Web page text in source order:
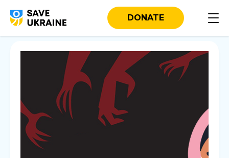
DONATE